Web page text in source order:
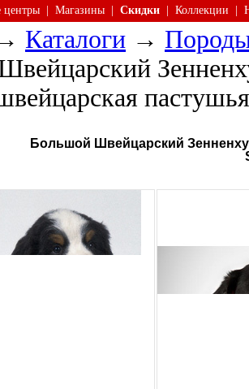
центры Магазины Скидки Коллекции
Каталоги →
Большой Швейцарский